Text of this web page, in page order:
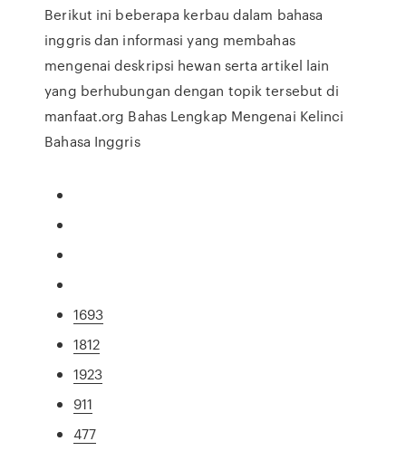
Berikut ini beberapa kerbau dalam bahasa
inggris dan informasi yang membahas
mengenai deskripsi hewan serta artikel lain
yang berhubungan dengan topik tersebut di
manfaat.org Bahas Lengkap Mengenai Kelinci
Bahasa Inggris
1693
1812
1923
911
477